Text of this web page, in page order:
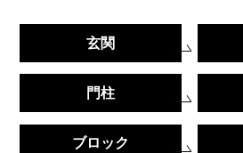
玄関
門柱
ブロック